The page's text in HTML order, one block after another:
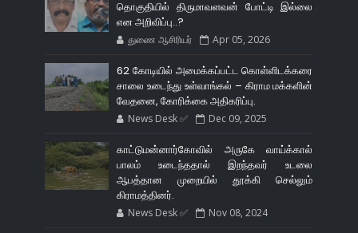
தொகுதியில் திருமாவளவன் போட்டி இல்லை
என அறிவிப்பு..?
துணை ஆசிரியர் Apr 05, 2026
62 கோடியில் அமைக்கப்பட்ட கொள்ளிடக்கரை
சாலை உடைந்து உள்வாங்கல் – கிராம மக்களின்
வேதனை, கோரிக்கை அதிகரிப்பு.
News Desk ✅ Dec 09, 2025
காட்டுமன்னார்கோவில் அருகே வாய்க்கால்
பாலம் உடைந்ததால் இறந்தவர் உடலை
ஆபத்தான முறையில் தூக்கி செல்லும்
கிராமத்தினர்.
News Desk ✅ Nov 08, 2024